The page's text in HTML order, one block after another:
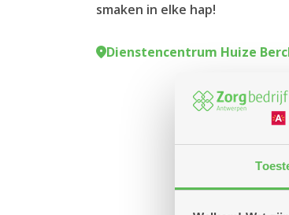
smaken in elke hap!
Dienstencentrum Huize